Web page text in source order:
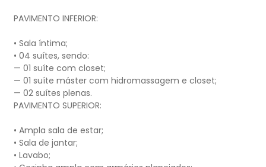
PAVIMENTO INFERIOR:
• Sala íntima;
• 04 suítes, sendo:
— 01 suíte com closet;
— 01 suíte máster com hidromassagem e closet;
— 02 suítes plenas.
PAVIMENTO SUPERIOR:
• Ampla sala de estar;
• Sala de jantar;
• Lavabo;